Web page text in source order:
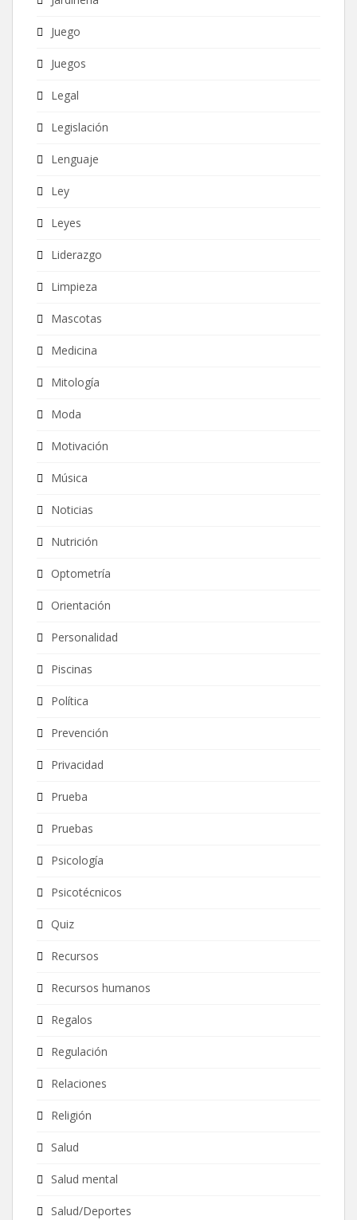
Juego
Juegos
Legal
Legislación
Lenguaje
Ley
Leyes
Liderazgo
Limpieza
Mascotas
Medicina
Mitología
Moda
Motivación
Música
Noticias
Nutrición
Optometría
Orientación
Personalidad
Piscinas
Política
Prevención
Privacidad
Prueba
Pruebas
Psicología
Psicotécnicos
Quiz
Recursos
Recursos humanos
Regalos
Regulación
Relaciones
Religión
Salud
Salud mental
Salud/Deportes